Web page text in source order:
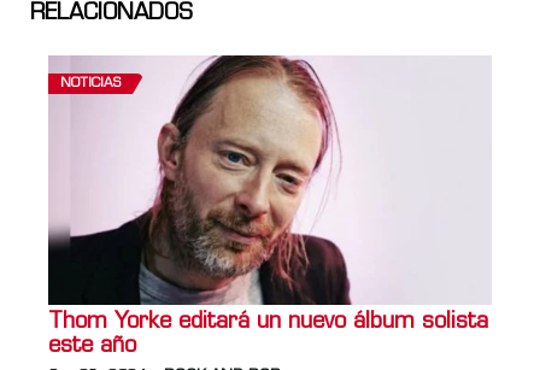
RELACIONADOS
NOTICIAS
Thom Yorke editará un nuevo álbum solista
este año